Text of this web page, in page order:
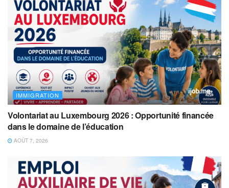
IMMIGRATION
Volontariat au Luxembourg 2026 : Opportunité financée
dans le domaine de l’éducation
AOÛT 7, 2026